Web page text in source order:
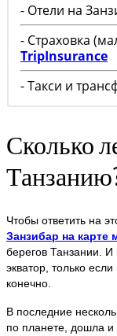
- Отели на
- Страховка
TripInsurance
- Такси и
Сколько
Чтобы ответить на
Занзибар на карте
берегов Танзании.
экватор, только
конечно.
В последние
по планете, дошла